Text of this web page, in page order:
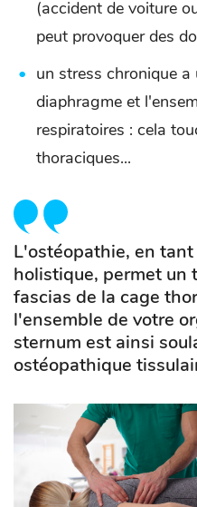
(accident de voiture
peut provoquer des
un stress chronique
diaphragme et
respiratoires : cela
thoraciques...
L'ostéopathie, en
holistique, permet un
fascias de la cage
l'ensemble de votre
sternum est ainsi
ostéopathique